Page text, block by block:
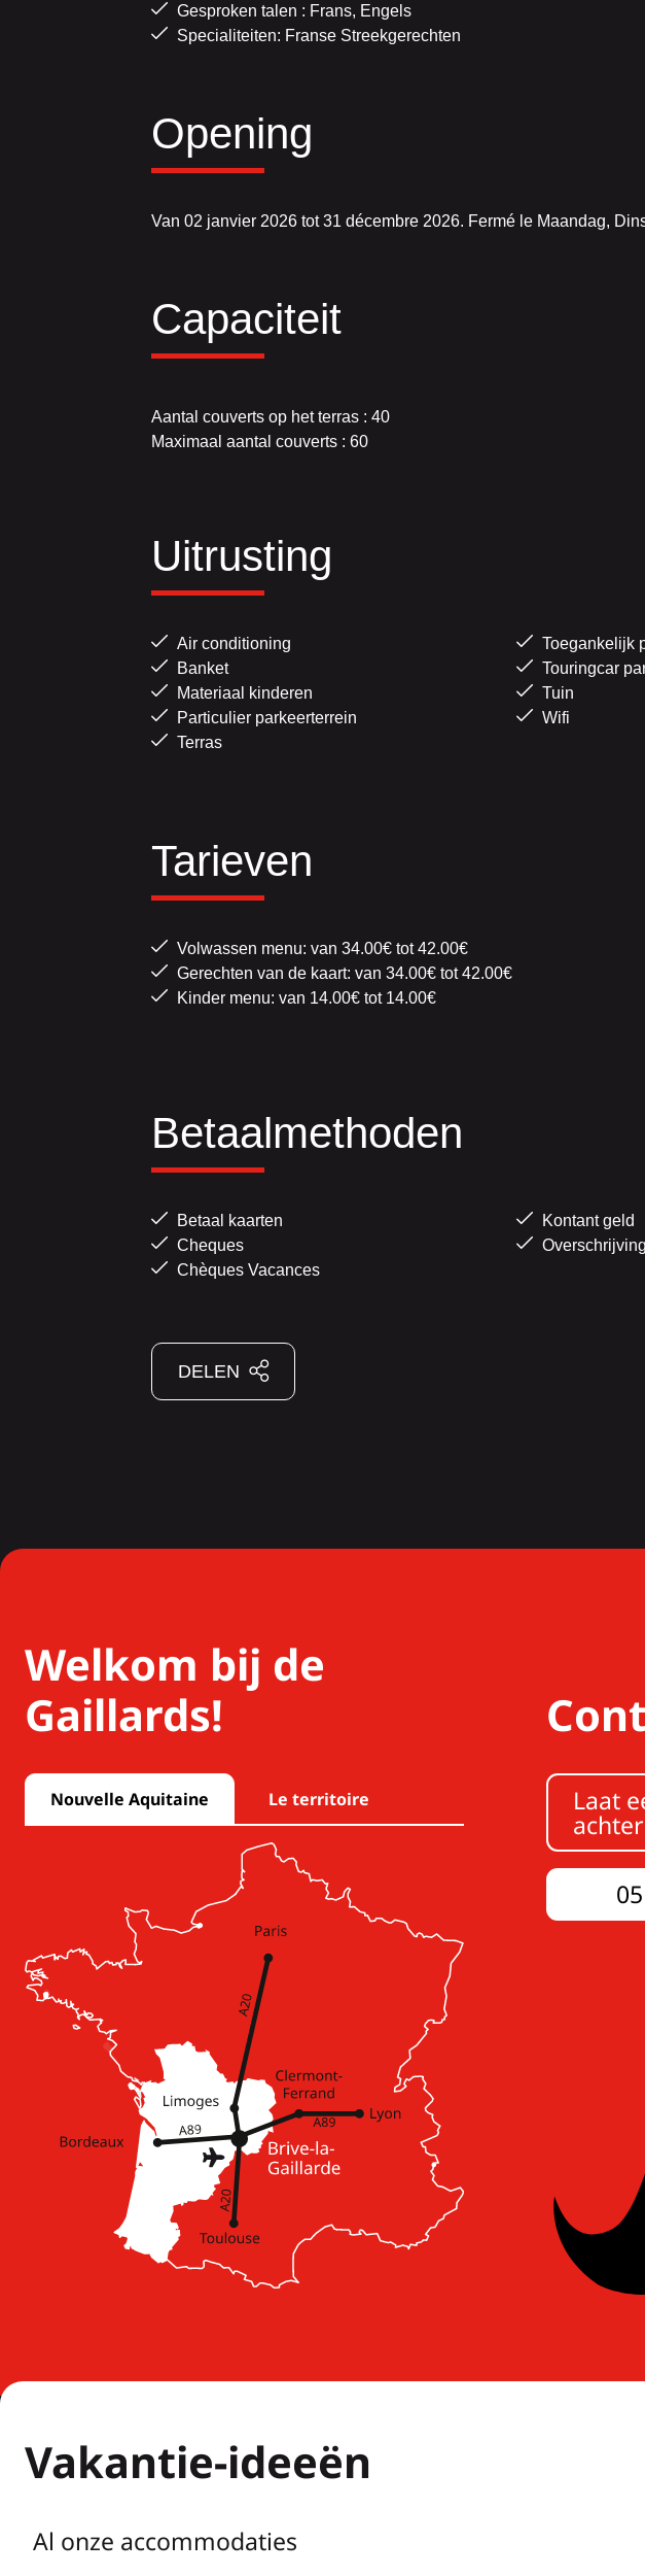
Gesproken talen : Frans, Engels
Specialiteiten: Franse Streekgerechten
Opening
Van 02 janvier 2026 tot 31 décembre 2026. Fermé le Maandag,
Capaciteit
Aantal couverts op het terras : 40
Maximaal aantal couverts : 60
Uitrusting
Air conditioning
Banket
Materiaal kinderen
Particulier parkeerterrein
Terras
Toegankelijk
Touringcar
Tuin
Wifi
Tarieven
Volwassen menu: van 34.00€ tot 42.00€
Gerechten van de kaart: van 34.00€ tot 42.00€
Kinder menu: van 14.00€ tot 14.00€
Betaalmethoden
Betaal kaarten
Cheques
Chèques Vacances
Kontant geld
Overschrijving
DELEN
Welkom bij de
Gaillards!
Nouvelle Aquitaine Le territoire Laat
achter
Vakantie-ideeën
Al onze accommodaties